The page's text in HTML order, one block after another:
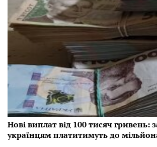
Нові виплат від 100 тисяч гривень:
українцям платитимуть до